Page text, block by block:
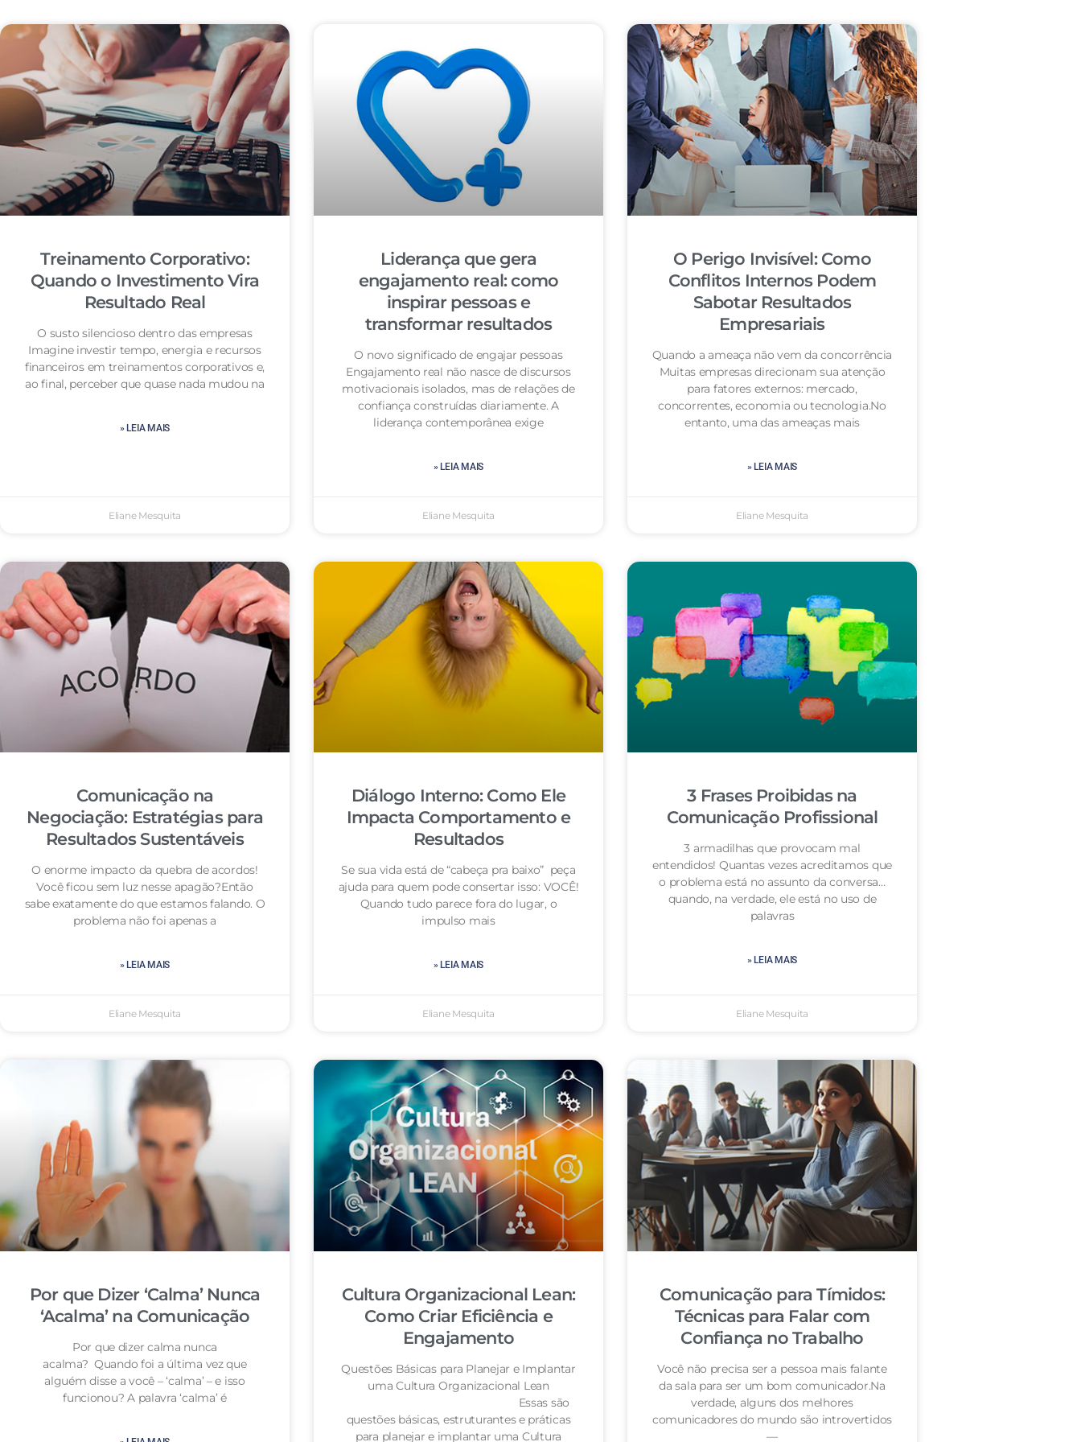
Treinamento Corporativo:
Quando o Investimento Vira
Resultado Real
O susto silencioso dentro das empresas
Imagine investir tempo, energia e recursos
financeiros em treinamentos corporativos e,
ao final, perceber que quase nada mudou na
» LEIA MAIS
Eliane Mesquita
Liderança que gera
engajamento real: como
inspirar pessoas e
transformar resultados
O novo significado de engajar pessoas
Engajamento real não nasce de discursos
motivacionais isolados, mas de relações de
confiança construídas diariamente. A
liderança contemporânea exige
» LEIA MAIS
Eliane Mesquita
O Perigo Invisível: Como
Conflitos Internos Podem
Sabotar Resultados
Empresariais
Quando a ameaça não vem da concorrência
Muitas empresas direcionam sua atenção
para fatores externos: mercado,
concorrentes, economia ou tecnologia.No
entanto, uma das ameaças mais
» LEIA MAIS
Eliane Mesquita
Comunicação na
Negociação: Estratégias para
Resultados Sustentáveis
O enorme impacto da quebra de acordos!
Você ficou sem luz nesse apagão?Então
sabe exatamente do que estamos falando. O
problema não foi apenas a
» LEIA MAIS
Eliane Mesquita
Diálogo Interno: Como Ele
Impacta Comportamento e
Resultados
Se sua vida está de “cabeça pra baixo” peça
ajuda para quem pode consertar isso: VOCÊ!
Quando tudo parece fora do lugar, o
impulso mais
» LEIA MAIS
Eliane Mesquita
3 Frases Proibidas na
Comunicação Profissional
3 armadilhas que provocam mal
entendidos! Quantas vezes acreditamos que
o problema está no assunto da conversa…
quando, na verdade, ele está no uso de
palavras
» LEIA MAIS
Eliane Mesquita
Por que Dizer ‘Calma’ Nunca
‘Acalma’ na Comunicação
Por que dizer calma nunca
acalma? Quando foi a última vez que
alguém disse a você – ‘calma’ – e isso
funcionou? A palavra ‘calma’ é
Cultura Organizacional Lean:
Como Criar Eficiência e
Engajamento
Questões Básicas para Planejar e Implantar
uma Cultura Organizacional Lean
Essas são
questões básicas, estruturantes e práticas
para planejar e implantar uma Cultura
Comunicação para Tímidos:
Técnicas para Falar com
Confiança no Trabalho
Você não precisa ser a pessoa mais falante
da sala para ser um bom comunicador.Na
verdade, alguns dos melhores
comunicadores do mundo são introvertidos
—